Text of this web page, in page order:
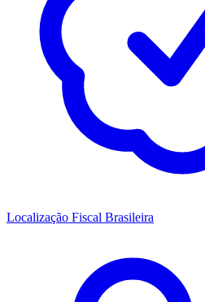
Localização Fiscal Brasileira